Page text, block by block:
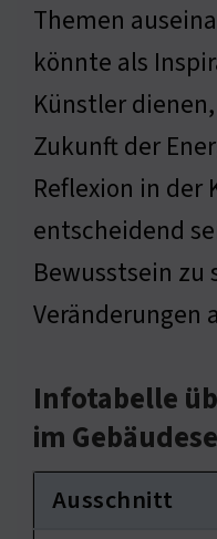
Themen
könnte als
Künstler
Zukunft der
Reflexion in der
entscheidend
Bewusstsein zu
Veränderungen
Infotabelle
im
Ausschnitt